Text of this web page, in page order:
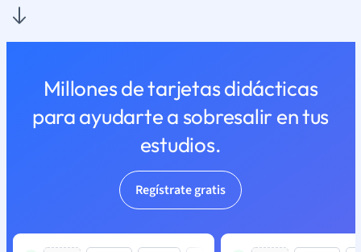
Millones de tarjetas didácticas
para ayudarte a sobresalir en tus
estudios.
Regístrate gratis